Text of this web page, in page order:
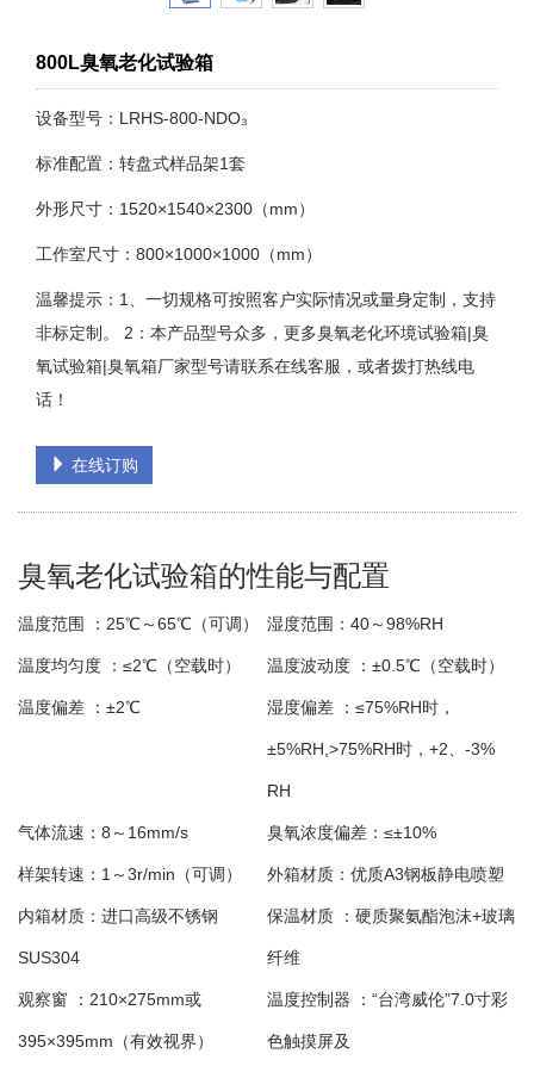
800L臭氧老化试验箱
设备型号：LRHS-800-NDO₃
标准配置：转盘式样品架1套
外形尺寸：1520×1540×2300（mm）
工作室尺寸：800×1000×1000（mm）
温馨提示：1、一切规格可按照客户实际情况或量身定制，支持
非标定制。 2：本产品型号众多，更多臭氧老化环境试验箱|臭
氧试验箱|臭氧箱厂家型号请联系在线客服，或者拨打热线电
话！
在线订购
臭氧老化试验箱的性能与配置
温度范围 ： 25℃～65℃（可调） 湿度范围： 40～98%RH
温度均匀度 ： ≤2℃（空载时） 温度波动度 ： ±0.5℃（空载时）
温度偏差 ： ±2℃ 湿度偏差 ： ≤75%RH时，
±5%RH,>75%RH时，+2、-3%
RH
气体流速： 8～16mm/s 臭氧浓度偏差： ≤±10%
样架转速： 1～3r/min（可调） 外箱材质： 优质A3钢板静电喷塑
内箱材质： 进口高级不锈钢
SUS304
保温材质 ： 硬质聚氨酯泡沫+玻璃
纤维
观察窗 ： 210×275mm或
395×395mm（有效视界）
温度控制器 ： “台湾威伦”7.0寸彩
色触摸屏及